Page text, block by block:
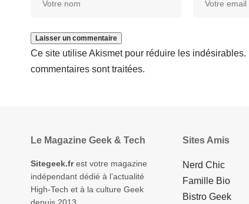
Ce site utilise Akismet pour réduire les indésirables.
commentaires sont traitées.
Le Magazine Geek & Tech
Sitegeek.frest votre magazine
indépendant dédié à l’actualité
High-Tech et à la culture Geek
Sites Amis
Nerd Chic
Famille Bio
Bistro Geek